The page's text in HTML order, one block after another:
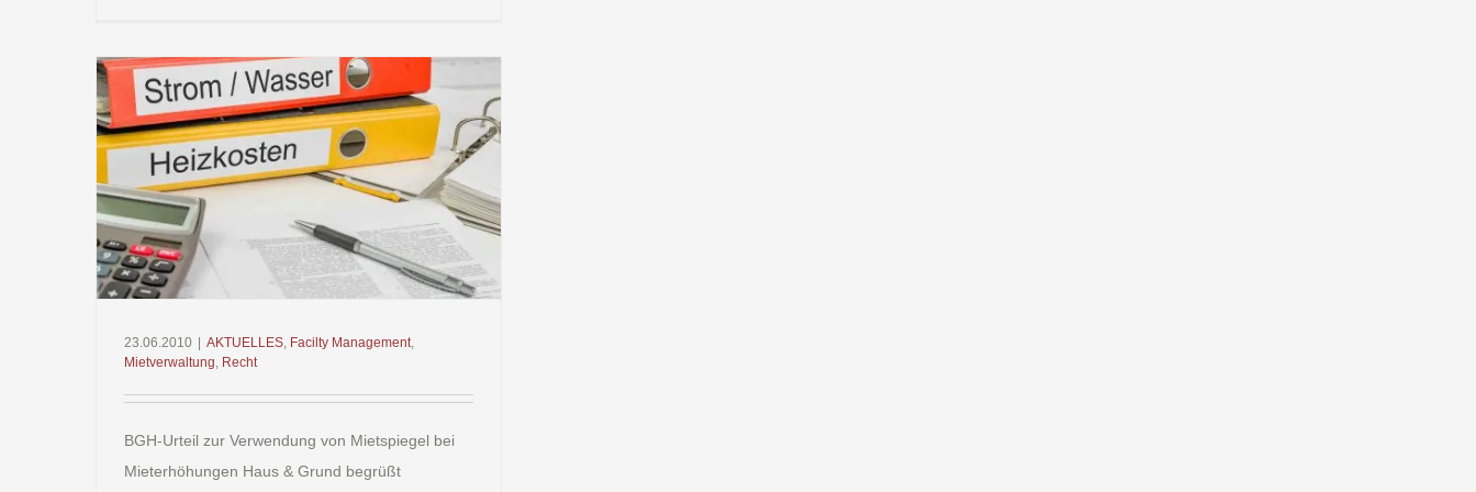
kann
wirksam
sein
23.06.2010 AKTUELLES, Facilty Management,
Mietverwaltung, Recht
BGH-Urteil zur Verwendung von Mietspiegel bei
Mieterhöhungen Haus & Grund begrüßt